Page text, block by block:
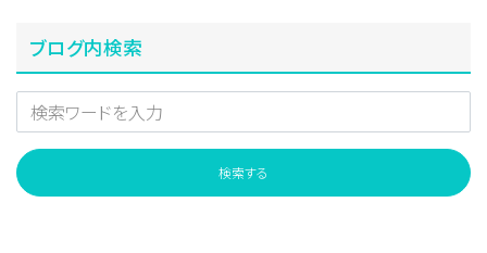
ブログ内検索